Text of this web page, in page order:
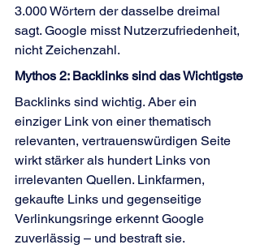
3.000 Wörtern der dasselbe dreimal
sagt. Google misst Nutzerzufriedenheit,
nicht Zeichenzahl.
Mythos 2: Backlinks sind das Wichtigste
Backlinks sind wichtig. Aber ein
einziger Link von einer thematisch
relevanten, vertrauenswürdigen Seite
wirkt stärker als hundert Links von
irrelevanten Quellen. Linkfarmen,
gekaufte Links und gegenseitige
Verlinkungsringe erkennt Google
zuverlässig – und bestraft sie.